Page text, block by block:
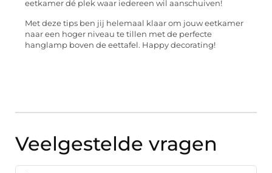
eetkamer dé plek waar iedereen wil aanschuiven!
Met deze tips ben jij helemaal klaar om jouw eetkamer
naar een hoger niveau te tillen met de perfecte
hanglamp boven de eettafel. Happy decorating!
Veelgestelde vragen